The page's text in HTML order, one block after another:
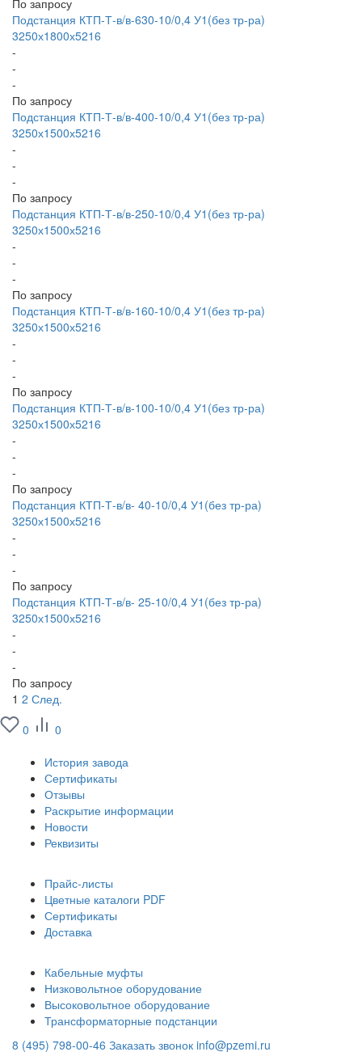
По запросу
Подстанция КТП-Т-в/в-630-10/0,4 У1(без тр-ра)
3250х1800х5216
-
-
-
По запросу
Подстанция КТП-Т-в/в-400-10/0,4 У1(без тр-ра)
3250х1500х5216
-
-
-
По запросу
Подстанция КТП-Т-в/в-250-10/0,4 У1(без тр-ра)
3250х1500х5216
-
-
-
По запросу
Подстанция КТП-Т-в/в-160-10/0,4 У1(без тр-ра)
3250х1500х5216
-
-
-
По запросу
Подстанция КТП-Т-в/в-100-10/0,4 У1(без тр-ра)
3250х1500х5216
-
-
-
По запросу
Подстанция КТП-Т-в/в- 40-10/0,4 У1(без тр-ра)
3250х1500х5216
-
-
-
По запросу
Подстанция КТП-Т-в/в- 25-10/0,4 У1(без тр-ра)
3250х1500х5216
-
-
-
По запросу
1 2 След.
0
0
История завода
Сертификаты
Отзывы
Раскрытие информации
Новости
Реквизиты
Прайс-листы
Цветные каталоги PDF
Сертификаты
Доставка
Кабельные муфты
Низковольтное оборудование
Высоковольтное оборудование
Трансформаторные подстанции
8 (495) 798-00-46 Заказать звонок info@pzemi.ru